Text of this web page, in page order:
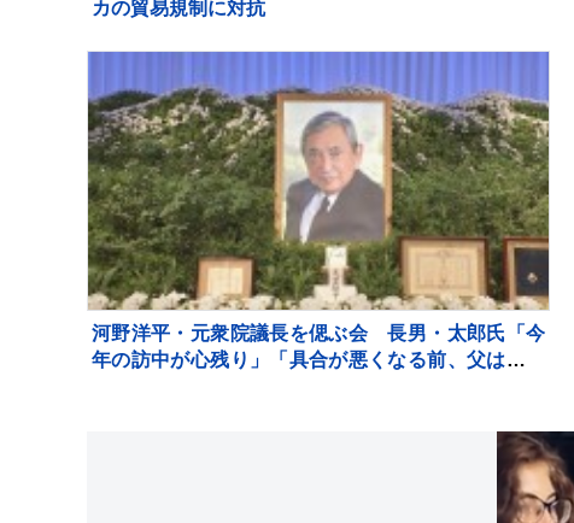
カの貿易規制に対抗
河野洋平・元衆院議長を偲ぶ会 長男・太郎氏「今
年の訪中が心残り」「具合が悪くなる前、父は自分